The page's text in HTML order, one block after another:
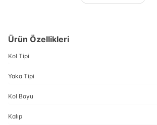
Ürün Özellikleri
Kol Tipi
Yaka Tipi
Kol Boyu
Kalıp